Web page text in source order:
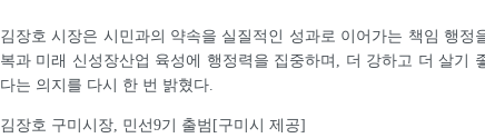
김장호 시장은 시민과의 약속을 실질적인 성과로 이어가는 책임 행정
복과 미래 신성장산업 육성에 행정력을 집중하며, 더 강하고 더 살기
다는 의지를 다시 한 번 밝혔다.
김장호 구미시장, 민선9기 출범[구미시 제공]